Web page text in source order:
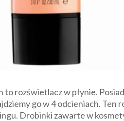
rozświetlacz w płynie.
go w 4 odcieniach. Ten
Drobinki zawarte w